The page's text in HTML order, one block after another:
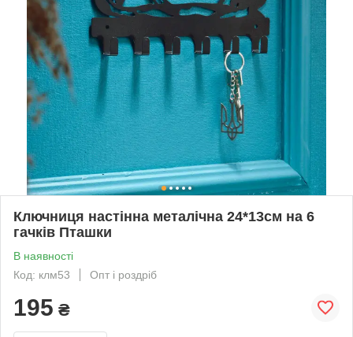
Ключниця настінна металічна 24*13см на 6
гачків Пташки
В наявності
Код: клм53
Опт і роздріб
195 ₴